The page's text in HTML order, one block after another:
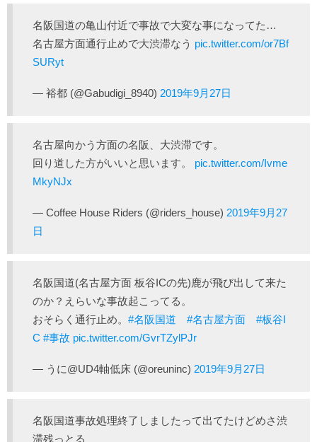
名阪国道の亀山付近で事故で大変な事になってた…
名古屋方面通行止めで大渋滞なう pic.twitter.com/or7Bf
SURyt
— 裕都 (@Gabudigi_8940) 2019年9月27日
名古屋向かう方面の名阪、大渋滞です。
回り道した方がいいと思います。 pic.twitter.com/Ivme
MkyNJx
— Coffee House Riders (@riders_house) 2019年9月27
日
名阪国道(名古屋方面 板谷ICの先)鹿が飛び出して来た
のか？えらいな事故起こってる。
おそらく通行止め。 #名阪国道 #名古屋方面
#板谷I
C #事故 pic.twitter.com/GvrTZylPJr
— うに@UD4軸低床 (@oreuninc) 2019年9月27日
名阪国道事故処理終了しましたって出てたけどめさ渋
滞残っとる